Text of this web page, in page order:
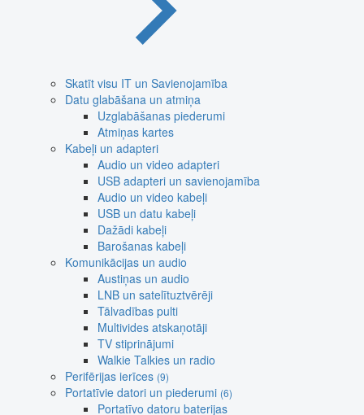
Skatīt visu IT un Savienojamība
Datu glabāšana un atmiņa
Uzglabāšanas piederumi
Atmiņas kartes
Kabeļi un adapteri
Audio un video adapteri
USB adapteri un savienojamība
Audio un video kabeļi
USB un datu kabeļi
Dažādi kabeļi
Barošanas kabeļi
Komunikācijas un audio
Austiņas un audio
LNB un satelītuztvērēji
Tālvadības pulti
Multivides atskaņotāji
TV stiprinājumi
Walkie Talkies un radio
Perifērijas ierīces (9)
Portatīvie datori un piederumi (6)
Portatīvo datoru baterijas